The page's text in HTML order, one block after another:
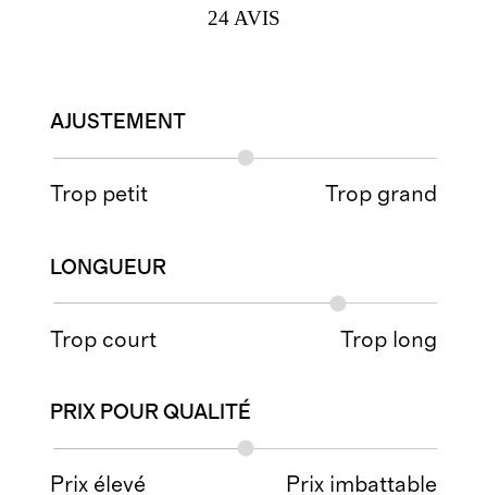
24 AVIS
AJUSTEMENT
Trop petit Trop grand
LONGUEUR
Trop court Trop long
PRIX POUR QUALITÉ
Prix élevé Prix imbattable